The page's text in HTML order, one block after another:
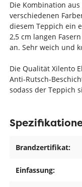
Die Kombination
verschiedenen
diesem Teppich ein
2,5 cm langen
an.Sehr weich und
Die Qualität Xilento
Anti-Rutsch-
sodass der Teppich
Brandzertifikat:
Einfassung: